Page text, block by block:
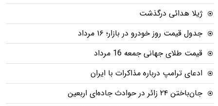
ژیلا هدائی درگذشت
جدول قیمت روز خودرو در بازار؛ ۱۶ مرداد
قیمت طلای جهانی جمعه 16 مرداد
ادعای ترامپ درباره مذاکرات با ایران
جان‌باختن ۲۴ زائر در حوادث جاده‌ای اربعین